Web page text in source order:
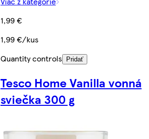
1,99 €
1,99 €/kus
Quantity controls
Pridať
Tesco Home Vanilla vonná
sviečka 300 g